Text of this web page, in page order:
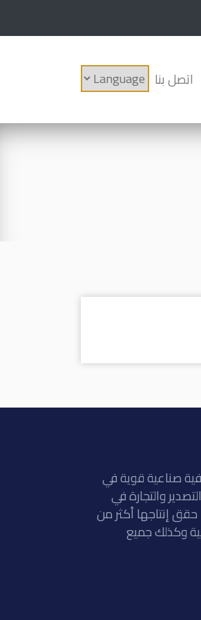
اتصل بنا
في عام 2012 بما تملك من خلفية صناعية قوية في
والتصدير والتجارة في
حقق إنتاجها أكثر من
القياسية وكذلك جميع